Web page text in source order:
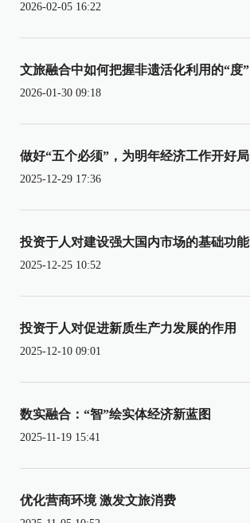
2026-02-05 16:22
文旅融合中如何把握非遗活化利用的“度”
2026-01-30 09:18
做好“五个必须”，为明年经济工作开好局
2025-12-29 17:36
投资于人对建设强大国内市场的基础功能
2025-12-25 10:52
投资于人对促进新质生产力发展的作用
2025-12-10 09:01
数实融合：“智”绘实体经济新蓝图
2025-11-19 15:41
优化营商环境 激发文旅消费